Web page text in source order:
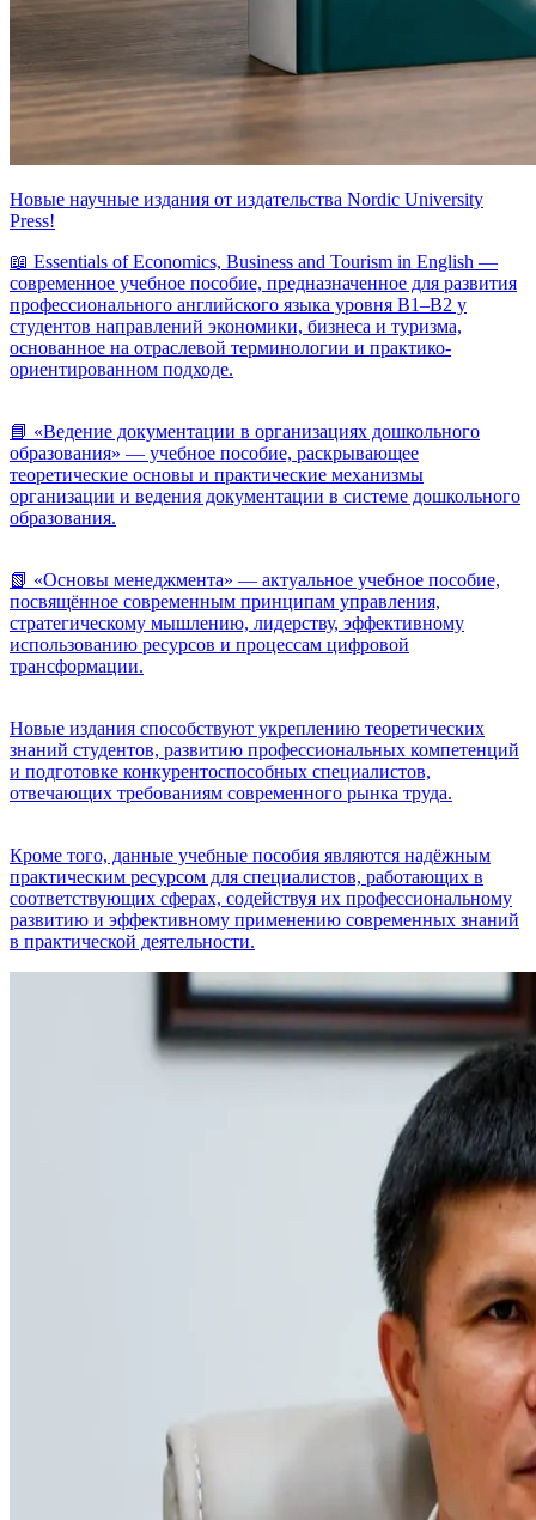
Новые научные издания от издательства Nordic University
Press!
📖 Essentials of Economics, Business and Tourism in English —
современное учебное пособие, предназначенное для развития
профессионального английского языка уровня B1–B2 у
студентов направлений экономики, бизнеса и туризма,
основанное на отраслевой терминологии и практико-
ориентированном подходе.
📘 «Ведение документации в организациях дошкольного
образования» — учебное пособие, раскрывающее
теоретические основы и практические механизмы
организации и ведения документации в системе дошкольного
образования.
📗 «Основы менеджмента» — актуальное учебное пособие,
посвящённое современным принципам управления,
стратегическому мышлению, лидерству, эффективному
использованию ресурсов и процессам цифровой
трансформации.
Новые издания способствуют укреплению теоретических
знаний студентов, развитию профессиональных компетенций
и подготовке конкурентоспособных специалистов,
отвечающих требованиям современного рынка труда.
Кроме того, данные учебные пособия являются надёжным
практическим ресурсом для специалистов, работающих в
соответствующих сферах, содействуя их профессиональному
развитию и эффективному применению современных знаний
в практической деятельности.